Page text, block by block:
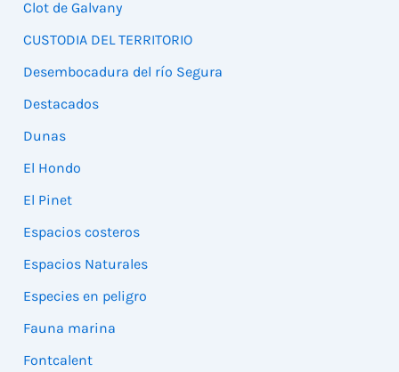
Clot de Galvany
CUSTODIA DEL TERRITORIO
Desembocadura del río Segura
Destacados
Dunas
El Hondo
El Pinet
Espacios costeros
Espacios Naturales
Especies en peligro
Fauna marina
Fontcalent